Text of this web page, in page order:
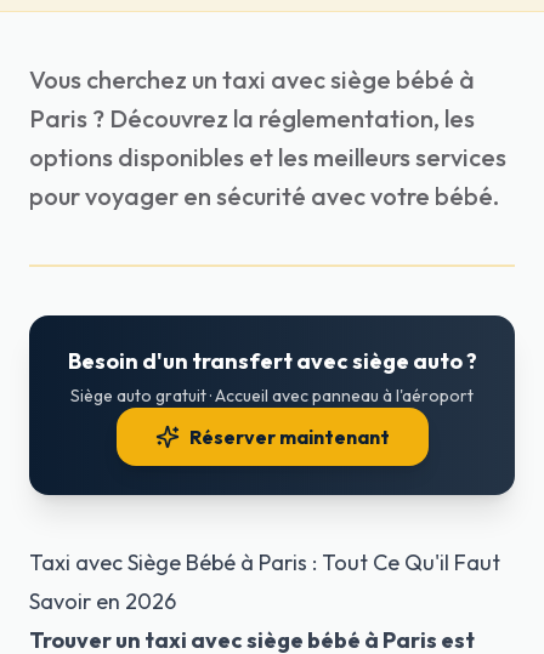
Vous cherchez un taxi avec siège bébé à
Paris ? Découvrez la réglementation, les
options disponibles et les meilleurs services
pour voyager en sécurité avec votre bébé.
Besoin d'un transfert avec siège auto ?
Siège auto gratuit · Accueil avec panneau à l'aéroport
Réserver maintenant
Taxi avec Siège Bébé à Paris : Tout Ce Qu'il Faut
Savoir en 2026
Trouver un taxi avec siège bébé à Paris est